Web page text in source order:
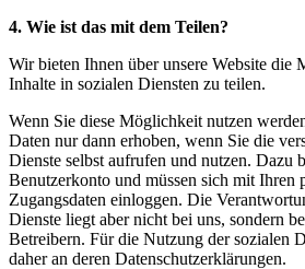
4. Wie ist das mit dem Teilen?
Wir bieten Ihnen über unsere Website die
Inhalte in sozialen Diensten zu teilen.
Wenn Sie diese Möglichkeit nutzen
Daten nur dann erhoben, wenn Sie die
Dienste selbst aufrufen und nutzen. Dazu
Benutzerkonto und müssen sich mit Ihren
Zugangsdaten einloggen. Die
Dienste liegt aber nicht bei uns, sondern
Betreibern. Für die Nutzung der sozialen
daher an deren Datenschutzerklärungen.